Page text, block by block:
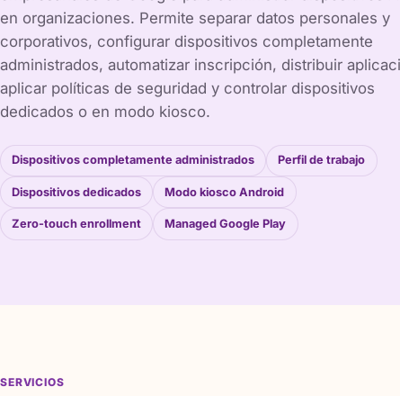
en organizaciones. Permite separar datos personales y
corporativos, configurar dispositivos completamente
administrados, automatizar inscripción, distribuir
aplicar políticas de seguridad y controlar dispositivos
dedicados o en modo kiosco.
Dispositivos completamente administrados Perfil de trabajo
Dispositivos dedicados Modo kiosco Android
Zero-touch enrollment Managed Google Play
SERVICIOS